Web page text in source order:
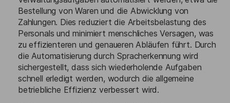
Bestellung von Waren und die Abwicklung von
Zahlungen. Dies reduziert die Arbeitsbelastung des
Personals und minimiert menschliches Versagen, was
zu effizienteren und genaueren Abläufen führt. Durch
die Automatisierung durch Spracherkennung wird
sichergestellt, dass sich wiederholende Aufgaben
schnell erledigt werden, wodurch die allgemeine
betriebliche Effizienz verbessert wird.